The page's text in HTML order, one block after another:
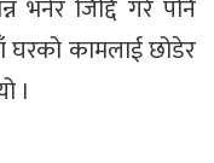
भनेर जिद्दि गरे पनि
घरको कामलाई छोडेर
।